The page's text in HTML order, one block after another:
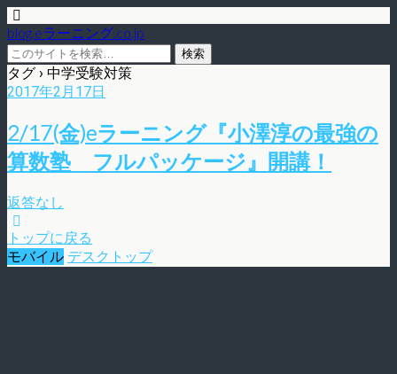
blog.eラーニング.co.jp
タグ › 中学受験対策
2017年2月17日
2/17(金)eラーニング『小澤淳の最強の
算数塾 フルパッケージ』開講！
返答なし
トップに戻る
モバイル デスクトップ